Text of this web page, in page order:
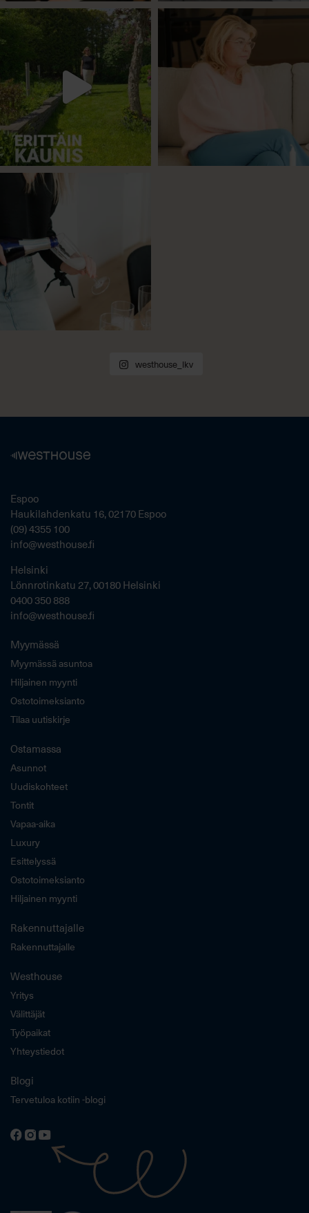
westhouse_lkv
Espoo
Haukilahdenkatu 16, 02170 Espoo
(09) 4355 100
info@westhouse.fi
Helsinki
Lönnrotinkatu 27, 00180 Helsinki
0400 350 888
info@westhouse.fi
Myymässä
Myymässä asuntoa
Hiljainen myynti
Ostotoimeksianto
Tilaa uutiskirje
Ostamassa
Asunnot
Uudiskohteet
Tontit
Vapaa-aika
Luxury
Esittelyssä
Ostotoimeksianto
Hiljainen myynti
Rakennuttajalle
Rakennuttajalle
Westhouse
Yritys
Välittäjät
Työpaikat
Yhteystiedot
Blogi
Tervetuloa kotiin -blogi